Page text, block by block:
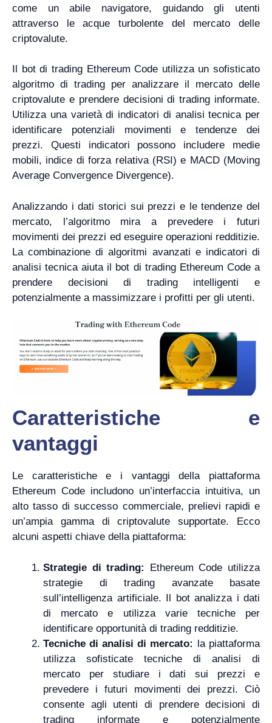
come un abile navigatore, guidando gli utenti
attraverso le acque turbolente del mercato delle
criptovalute.
Il bot di trading Ethereum Code utilizza un sofisticato
algoritmo di trading per analizzare il mercato delle
criptovalute e prendere decisioni di trading informate.
Utilizza una varietà di indicatori di analisi tecnica per
identificare potenziali movimenti e tendenze dei
prezzi. Questi indicatori possono includere medie
mobili, indice di forza relativa (RSI) e MACD (Moving
Average Convergence Divergence).
Analizzando i dati storici sui prezzi e le tendenze del
mercato, l’algoritmo mira a prevedere i futuri
movimenti dei prezzi ed eseguire operazioni redditizie.
La combinazione di algoritmi avanzati e indicatori di
analisi tecnica aiuta il bot di trading Ethereum Code a
prendere decisioni di trading intelligenti e
potenzialmente a massimizzare i profitti per gli utenti.
Caratteristiche e
vantaggi
Le caratteristiche e i vantaggi della piattaforma
Ethereum Code includono un’interfaccia intuitiva, un
alto tasso di successo commerciale, prelievi rapidi e
un’ampia gamma di criptovalute supportate. Ecco
alcuni aspetti chiave della piattaforma:
Strategie di trading:
Ethereum Code utilizza
strategie di trading avanzate basate
sull’intelligenza artificiale. Il bot analizza i dati
di mercato e utilizza varie tecniche per
identificare opportunità di trading redditizie.
Tecniche di analisi di mercato: la piattaforma
utilizza sofisticate tecniche di analisi di
mercato per studiare i dati sui prezzi e
prevedere i futuri movimenti dei prezzi. Ciò
consente agli utenti di prendere decisioni di
trading informate e potenzialmente